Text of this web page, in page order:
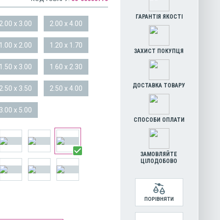
2.00 x 3.00 2.00 x 4.00
1.00 x 2.00 1.20 x 1.70
1.50 x 3.00 1.60 x 2.30
2.50 x 3.50 2.50 x 4.00
3.00 x 5.00
ГАРАНТІЯ ЯКОСТІ
ЗАХИСТ ПОКУПЦЯ
ДОСТАВКА ТОВАРУ
СПОСОБИ ОПЛАТИ
ЗАМОВЛЯЙТЕ
ЦІЛОДОБОВО
ПОРІВНЯТИ